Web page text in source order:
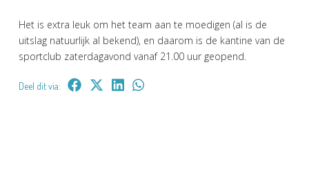
Het is extra leuk om het team aan te moedigen (al is de
uitslag natuurlijk al bekend), en daarom is de kantine van de
sportclub zaterdagavond vanaf 21.00 uur geopend.
Deel dit via: